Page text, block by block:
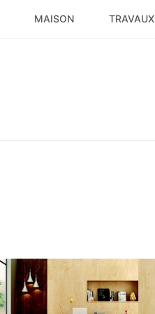
MAISON TRAVAUX